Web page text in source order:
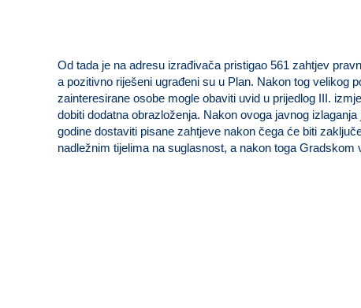
Od tada je na adresu izrađivača pristigao 561 zahtjev
a pozitivno riješeni ugrađeni su u Plan. Nakon tog velikog
zainteresirane osobe mogle obaviti uvid u prijedlog III.
dobiti dodatna obrazloženja. Nakon ovoga javnog
godine dostaviti pisane zahtjeve nakon čega će biti
nadležnim tijelima na suglasnost, a nakon toga Gradskom